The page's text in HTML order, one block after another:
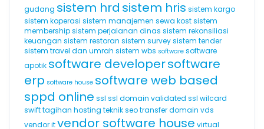
gudang sistem hrd sistem hris sistem kargo
sistem koperasi sistem manajemen sewa kostsistem
membershipsistem perjalanan dinas sistem rekonsiliasi
keuangan sistem restoran sistem surveysistem tender
sistem travel dan umrah sistem wbs software software
apotik software developersoftware
erp software house software web based
sppd online ssl ssl domain validated ssl wilcard
swifttagihan hosting teknik seotransfer domain vds
vendor itvendor software house virtual